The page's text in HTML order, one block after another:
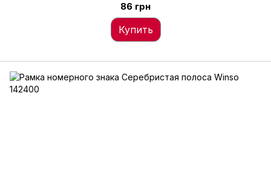
86 грн
Купить